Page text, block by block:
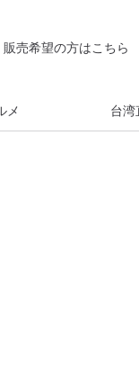
販売希望の方はこちら
メ 台湾